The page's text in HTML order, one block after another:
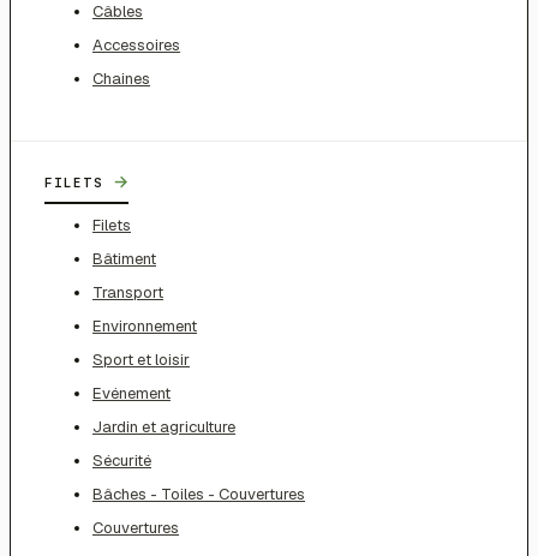
Câbles
Accessoires
Chaines
FILETS →
Filets
Bâtiment
Transport
Environnement
Sport et loisir
Evénement
Jardin et agriculture
Sécurité
Bâches - Toiles - Couvertures
Couvertures